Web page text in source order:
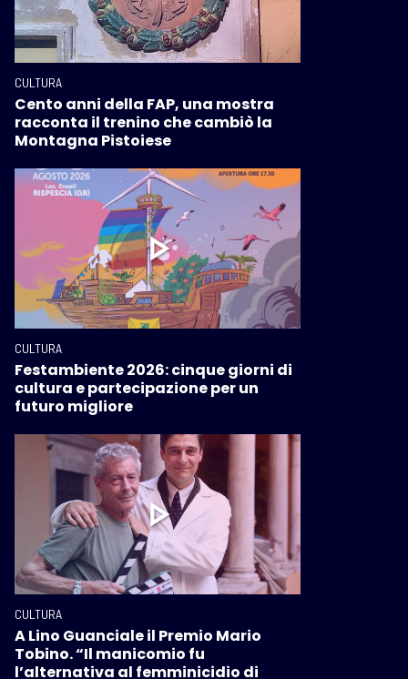
CULTURA
Cento anni della FAP, una mostra
racconta il trenino che cambiò la
Montagna Pistoiese
CULTURA
Festambiente 2026: cinque giorni di
cultura e partecipazione per un
futuro migliore
CULTURA
A Lino Guanciale il Premio Mario
Tobino. “Il manicomio fu
l’alternativa al femminicidio di